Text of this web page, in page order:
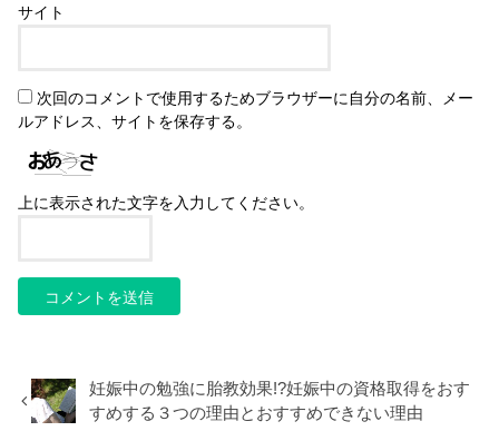
サイト
次回のコメントで使用するためブラウザーに自分の名前、メー
ルアドレス、サイトを保存する。
上に表示された文字を入力してください。
妊娠中の勉強に胎教効果!?妊娠中の資格取得をおす
すめする３つの理由とおすすめできない理由